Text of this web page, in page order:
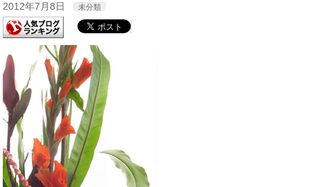
2012年7月8日 未分類